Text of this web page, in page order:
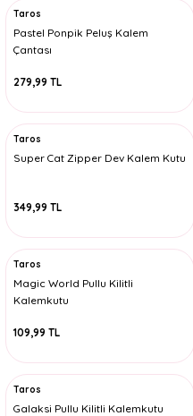
Taros
Pastel Ponpik Peluş Kalem
Çantası
279,99 TL
Taros
Super Cat Zipper Dev Kalem Kutu
349,99 TL
Taros
Magic World Pullu Kilitli
Kalemkutu
109,99 TL
Taros
Galaksi Pullu Kilitli Kalemkutu